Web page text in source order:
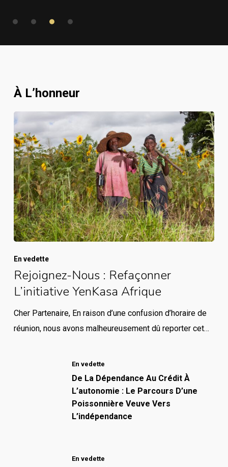
À L’honneur
En vedette
Rejoignez-Nous : Refaçonner
L’initiative YenKasa Afrique
Cher Partenaire, En raison d’une confusion d’horaire de
réunion, nous avons malheureusement dû reporter cet…
En vedette
De La Dépendance Au Crédit À
L’autonomie : Le Parcours D’une
Poissonnière Veuve Vers
L’indépendance
En vedette